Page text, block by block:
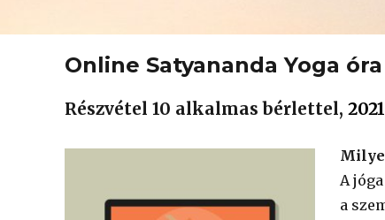
Online Satyananda Yoga
Részvétel 10 alkalmas bérlettel,
A
a